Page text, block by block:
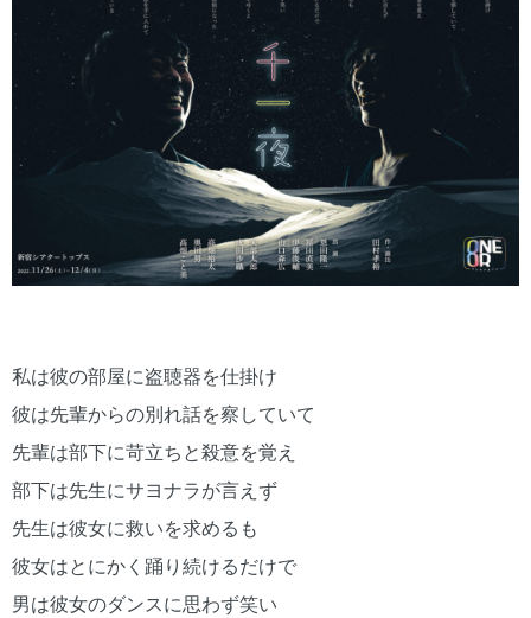
私は彼の部屋に盗聴器を仕掛け
彼は先輩からの別れ話を察していて
先輩は部下に苛立ちと殺意を覚え
部下は先生にサヨナラが言えず
先生は彼女に救いを求めるも
彼女はとにかく踊り続けるだけで
男は彼女のダンスに思わず笑い